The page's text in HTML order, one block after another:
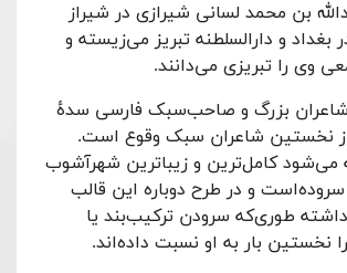
بن محمد لسانی شیرازی در شیراز
بغداد و دارالسلطنه تبریز می‌زیسته و
وی را تبریزی می‌دانند.
شاعران بزرگ و صاحب‌سبک فارسی سدهٔ
نخستین شاعران سبک وقوع است.
کامل‌ترین و زیباترین شهرآشوب
سروده‌است و در طرح دوباره این قالب
طوری‌که سرودن ترکیب‌بند یا
نخستین بار به او نسبت داده‌اند.